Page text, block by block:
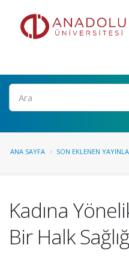
Ara
ANA SAYFA SON EKLENEN
Kadına
Bir Halk